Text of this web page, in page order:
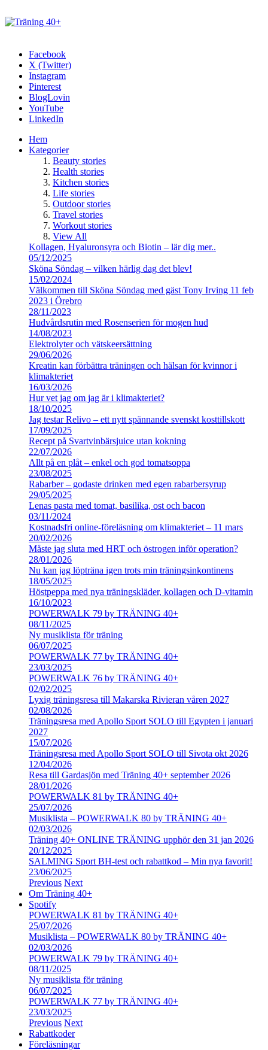
Facebook
X (Twitter)
Instagram
Pinterest
BlogLovin
YouTube
LinkedIn
Hem
Kategorier
Beauty stories
Health stories
Kitchen stories
Life stories
Outdoor stories
Travel stories
Workout stories
View All
Kollagen, Hyaluronsyra och Biotin – lär dig mer..
05/12/2025
Sköna Söndag – vilken härlig dag det blev!
15/02/2024
Välkommen till Sköna Söndag med gäst Tony Irving 11 feb
2023 i Örebro
28/11/2023
Hudvårdsrutin med Rosenserien för mogen hud
14/08/2023
Elektrolyter och vätskeersättning
29/06/2026
Kreatin kan förbättra träningen och hälsan för kvinnor i
klimakteriet
16/03/2026
Hur vet jag om jag är i klimakteriet?
18/10/2025
Jag testar Relivo – ett nytt spännande svenskt kosttillskott
17/09/2025
Recept på Svartvinbärsjuice utan kokning
22/07/2026
Allt på en plåt – enkel och god tomatsoppa
23/08/2025
Rabarber – godaste drinken med egen rabarbersyrup
29/05/2025
Lenas pasta med tomat, basilika, ost och bacon
03/11/2024
Kostnadsfri online-föreläsning om klimakteriet – 11 mars
20/02/2026
Måste jag sluta med HRT och östrogen inför operation?
28/01/2026
Nu kan jag löpträna igen trots min träningsinkontinens
18/05/2025
Höstpeppa med nya träningskläder, kollagen och D-vitamin
16/10/2023
POWERWALK 79 by TRÄNING 40+
08/11/2025
Ny musiklista för träning
06/07/2025
POWERWALK 77 by TRÄNING 40+
23/03/2025
POWERWALK 76 by TRÄNING 40+
02/02/2025
Lyxig träningsresa till Makarska Rivieran våren 2027
02/08/2026
Träningsresa med Apollo Sport SOLO till Egypten i januari
2027
15/07/2026
Träningsresa med Apollo Sport SOLO till Sivota okt 2026
12/04/2026
Resa till Gardasjön med Träning 40+ september 2026
28/01/2026
POWERWALK 81 by TRÄNING 40+
25/07/2026
Musiklista – POWERWALK 80 by TRÄNING 40+
02/03/2026
Träning 40+ ONLINE TRÄNING upphör den 31 jan 2026
20/12/2025
SALMING Sport BH-test och rabattkod – Min nya favorit!
23/06/2025
Previous Next
Om Träning 40+
Spotify
POWERWALK 81 by TRÄNING 40+
25/07/2026
Musiklista – POWERWALK 80 by TRÄNING 40+
02/03/2026
POWERWALK 79 by TRÄNING 40+
08/11/2025
Ny musiklista för träning
06/07/2025
POWERWALK 77 by TRÄNING 40+
23/03/2025
Previous Next
Rabattkoder
Föreläsningar